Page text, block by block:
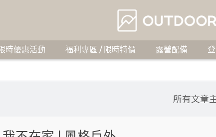
時優惠活動 福利專區 / 限時特價 露營配備
所有文章